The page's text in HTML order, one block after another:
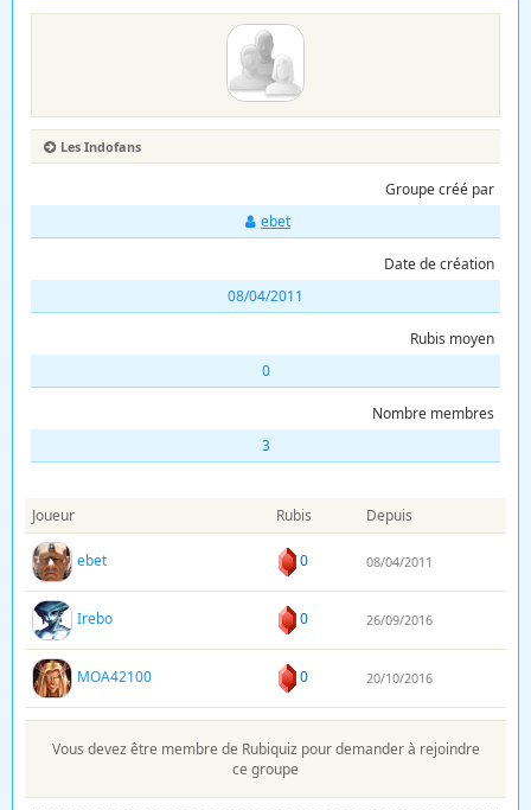
Les Indofans
Groupe créé par
ebet
Date de création
08/04/2011
Rubis moyen
0
Nombre membres
3
Joueur Rubis Depuis
ebet 0 08/04/2011
Irebo 0 26/09/2016
MOA42100 0 20/10/2016
Vous devez être membre de Rubiquiz pour demander à rejoindre
ce groupe